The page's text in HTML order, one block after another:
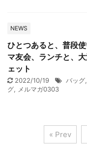
NEWS
ひとつあると、普段
マ友会、ランチと、
ェット
2022/10/19 バッグ,
グ, メルマガ0303
« Prev